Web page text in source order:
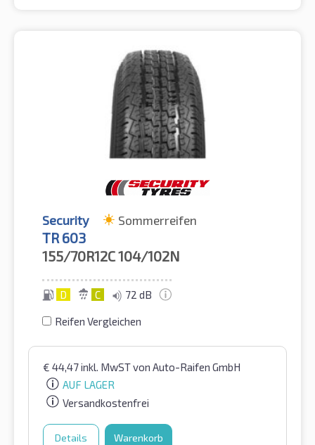
Security Sommerreifen
TR 603
155/70R12C104/102N
D C 72 dB
Reifen Vergleichen
€ 44,47inkl. MwSTvon Auto-Raifen GmbH
AUF LAGER
Versandkostenfrei
Details Warenkorb